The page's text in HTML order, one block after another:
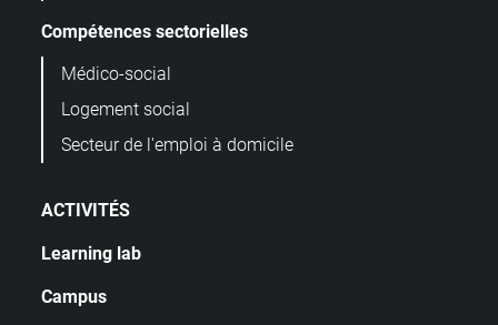
Compétences sectorielles
Médico-social
Logement social
Secteur de l'emploi à domicile
ACTIVITÉS
Learning lab
Campus